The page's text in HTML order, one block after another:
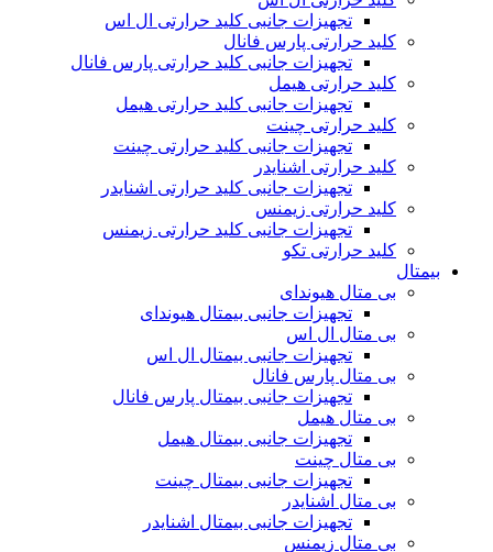
تجهیزات جانبی کلید حرارتی ال اس
کلید حرارتی پارس فانال
تجهیزات جانبی کلید حرارتی پارس فانال
کلید حرارتی هیمل
تجهیزات جانبی کلید حرارتی هیمل
کلید حرارتی چینت
تجهیزات جانبی کلید حرارتی چینت
کلید حرارتی اشنایدر
تجهیزات جانبی کلید حرارتی اشنایدر
کلید حرارتی زیمنس
تجهیزات جانبی کلید حرارتی زیمنس
کلید حرارتی تکو
بیمتال
بی متال هیوندای
تجهیزات جانبی بیمتال هیوندای
بی متال ال اس
تجهیزات جانبی بیمتال ال اس
بی متال پارس فانال
تجهیزات جانبی بیمتال پارس فانال
بی متال هیمل
تجهیزات جانبی بیمتال هیمل
بی متال چینت
تجهیزات جانبی بیمتال چینت
بی متال اشنایدر
تجهیزات جانبی بیمتال اشنایدر
بی متال زیمنس